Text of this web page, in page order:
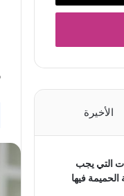
الأخيرة
التي يجب
فيها